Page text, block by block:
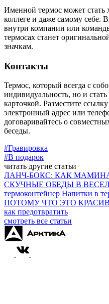
Именной термос может стать
коллеге и даже самому себе.
внутри компании или
термосах станет
значкам.
Контакты
Термос, который всегда с
индивидуальность, но и
карточкой. Разместите
электронный адрес или
договаривайтесь о
беседы.
#Гравировка
#В подарок
читать другие статьи
ЛАНЧ-БОКС: КАК
СКУЧНЫЕ ОБЕДЫ В
термоконтейнер Напитки в
ПОТОМУ ЧТО ЭТО
как предотвратить
смотреть все статьи